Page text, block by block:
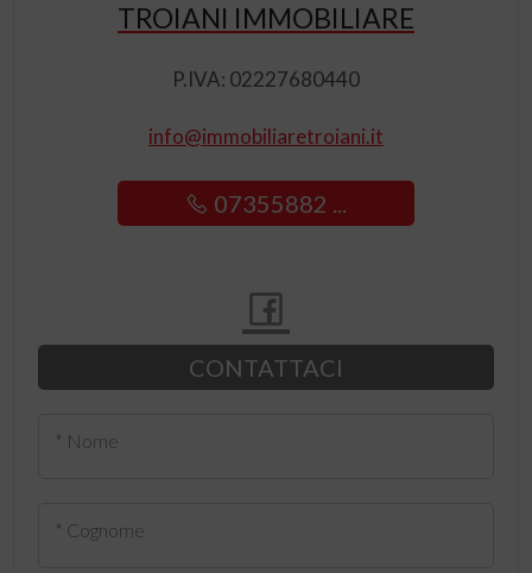
TROIANI IMMOBILIARE
P.IVA: 02227680440
info@immobiliaretroiani.it
07355882 ...
CONTATTACI
* Nome
* Cognome